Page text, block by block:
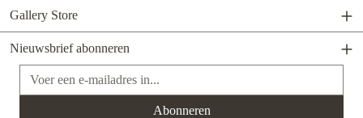
Gallery Store
Nieuwsbrief abonneren
E-mailadres*
Abonneren